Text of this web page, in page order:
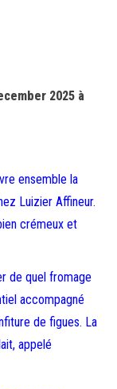
2025 à
ensemble la
Luizier Affineur.
crémeux et
de quel fromage
accompagné
de figues. La
appelé